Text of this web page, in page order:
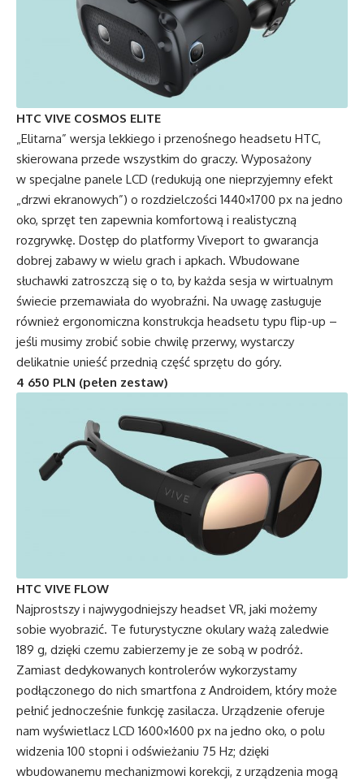
HTC VIVE COSMOS ELITE
„Elitarna” wersja lekkiego i przenośnego headsetu HTC,
skierowana przede wszystkim do graczy. Wyposażony
w specjalne panele LCD (redukują one nieprzyjemny efekt
„drzwi ekranowych”) o rozdzielczości 1440×1700 px na jedno
oko, sprzęt ten zapewnia komfortową i realistyczną
rozgrywkę. Dostęp do platformy Viveport to gwarancja
dobrej zabawy w wielu grach i apkach. Wbudowane
słuchawki zatroszczą się o to, by każda sesja w wirtualnym
świecie przemawiała do wyobraźni. Na uwagę zasługuje
również ergonomiczna konstrukcja headsetu typu flip-up –
jeśli musimy zrobić sobie chwilę przerwy, wystarczy
delikatnie unieść przednią część sprzętu do góry.
4 650 PLN (pełen zestaw)
HTC VIVE FLOW
Najprostszy i najwygodniejszy headset VR, jaki możemy
sobie wyobrazić. Te futurystyczne okulary ważą zaledwie
189 g, dzięki czemu zabierzemy je ze sobą w podróż.
Zamiast dedykowanych kontrolerów wykorzystamy
podłączonego do nich smartfona z Androidem, który może
pełnić jednocześnie funkcję zasilacza. Urządzenie oferuje
nam wyświetlacz LCD 1600×1600 px na jedno oko, o polu
widzenia 100 stopni i odświeżaniu 75 Hz; dzięki
wbudowanemu mechanizmowi korekcji, z urządzenia mogą